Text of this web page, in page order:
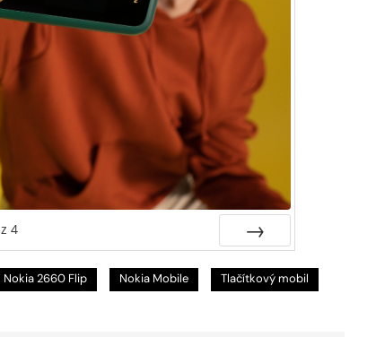
z 4
Nokia 2660 Flip Nokia Mobile Tlačítkový mobil